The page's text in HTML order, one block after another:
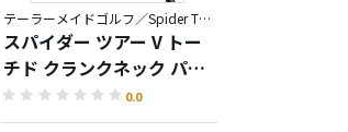
テーラーメイドゴルフ／Spider TOUR TORCHED
スパイダー ツアー V トー
チド クランクネック パタ
ー
0.0